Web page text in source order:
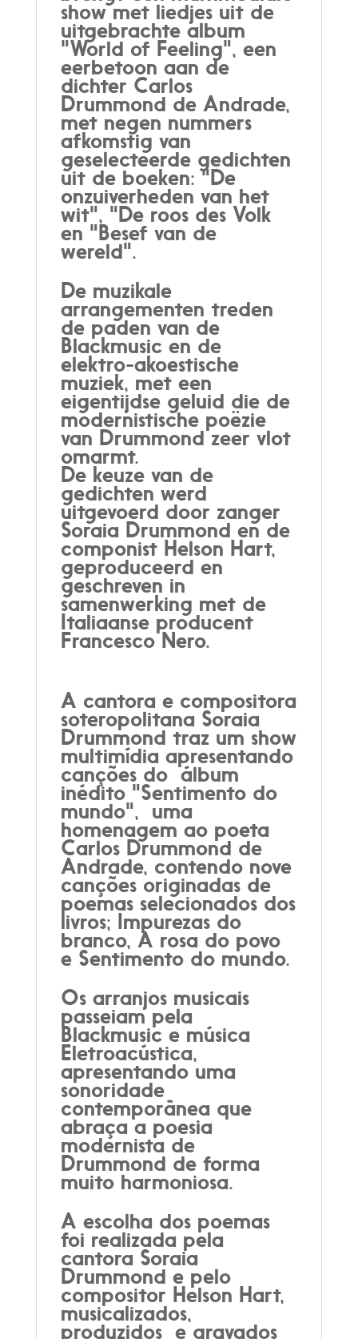
show met liedjes uit de
uitgebrachte album
"World of Feeling", een
eerbetoon aan de
dichter Carlos
Drummond de Andrade,
met negen nummers
afkomstig van
geselecteerde gedichten
uit de boeken: "De
onzuiverheden van het
wit", "De roos des Volk
en "Besef van de
wereld".
De muzikale
arrangementen treden
de paden van de
Blackmusic en de
elektro-akoestische
muziek, met een
eigentijdse geluid die de
modernistische poëzie
van Drummond zeer vlot
omarmt.
De keuze van de
gedichten werd
uitgevoerd door zanger
Soraia Drummond en de
componist Helson Hart,
geproduceerd en
geschreven in
samenwerking met de
Italiaanse producent
Francesco Nero.
A cantora e compositora
soteropolitana Soraia
Drummond traz um show
multimídia apresentando
canções do álbum
inédito "Sentimento do
mundo", uma
homenagem ao poeta
Carlos Drummond de
Andrade, contendo nove
canções originadas de
poemas selecionados dos
livros; Impurezas do
branco, A rosa do povo
e Sentimento do mundo.
Os arranjos musicais
passeiam pela
Blackmusic e música
Eletroacústica,
apresentando uma
sonoridade
contemporânea que
abraça a poesia
modernista de
Drummond de forma
muito harmoniosa.
A escolha dos poemas
foi realizada pela
cantora Soraia
Drummond e pelo
compositor Helson Hart,
musicalizados,
produzidos e gravados